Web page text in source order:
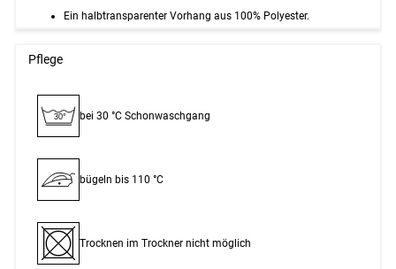
Ein halbtransparenter Vorhang aus 100% Polyester.
Pflege
30° bei 30 °C Schon­waschgang
bügeln bis 110 °C
Trocknen im Trockner nicht möglich